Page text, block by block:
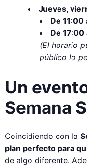
Jueves,
De 11:00
De 17:00
(El horario
público lo
Un
Semana
Coincidiendo con la
plan perfecto para
de algo diferente.